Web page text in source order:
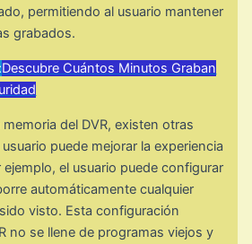
permitiendo al usuario mantener
grabados.
Descubre Cuántos Minutos Graban
del DVR, existen otras
puede mejorar la experiencia
el usuario puede configurar
automáticamente cualquier
visto. Esta configuración
no se llene de programas viejos y